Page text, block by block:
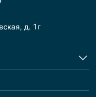
д. 1г